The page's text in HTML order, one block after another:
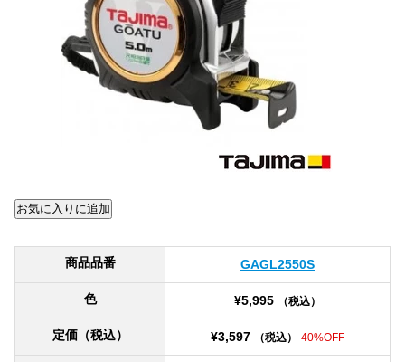
商品品番 GAGL2550S
色 ¥5,995 （税込）
定価（税込） ¥3,597 （税込） 40%OFF